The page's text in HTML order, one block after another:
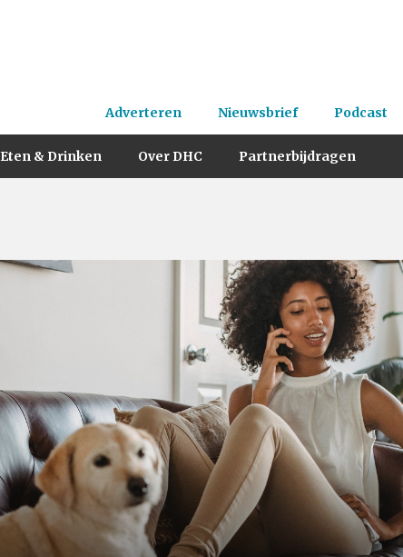
Adverteren Nieuwsbrief Podcast
Eten & Drinken Over DHC Partnerbijdragen